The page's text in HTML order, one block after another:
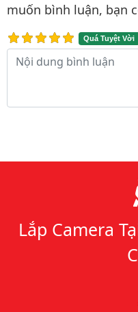
muốn bình luận, bạn
Quá Tuyệt Vời
Nội dung bình luận
Lý do chọn
Lắp Camera